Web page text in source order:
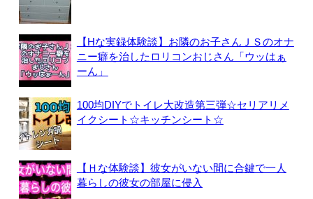
【Hな実録体験談】お隣のお子さんＪＳのオナ
ニー癖を治したロリコンおじさん「ウッはぁ
ーん」
100均DIYでトイレ大改造第三弾☆セリアリメ
イクシート☆キッチンシート☆
【Ｈな体験談】彼女がいない間に合鍵で一人
暮らしの彼女の部屋に侵入